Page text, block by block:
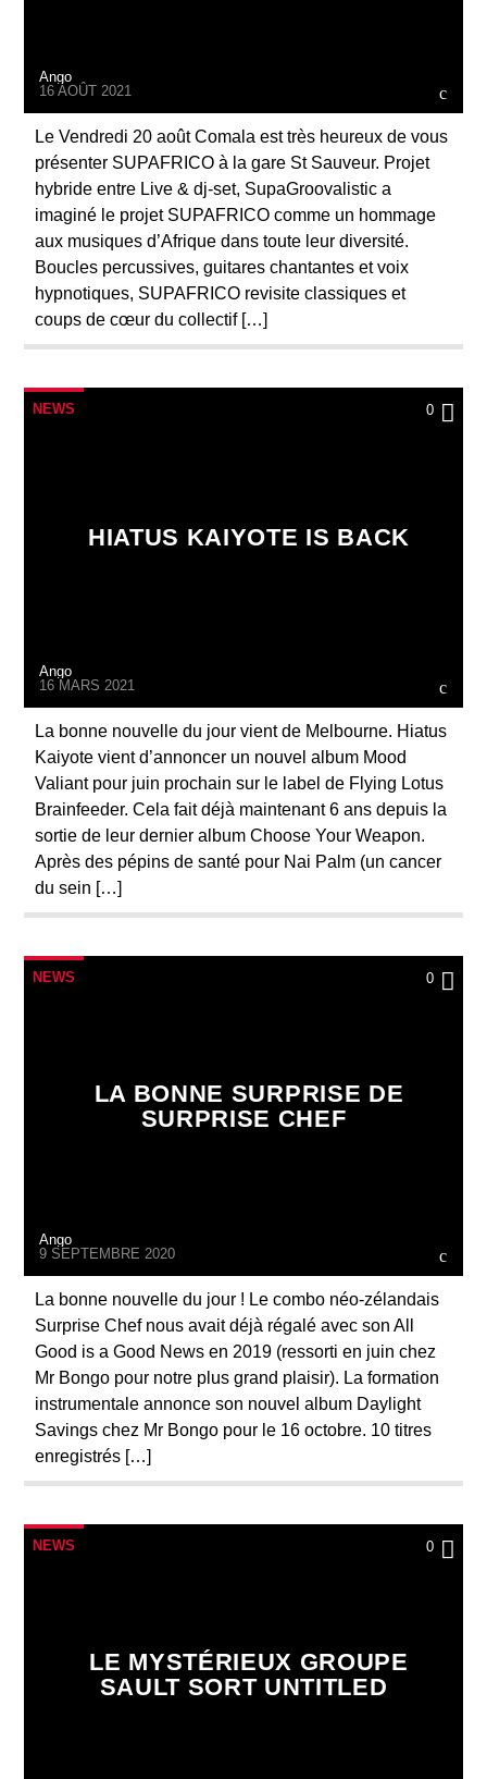
Ango
16 AOÛT 2021
Le Vendredi 20 août Comala est très heureux de vous
présenter SUPAFRICO à la gare St Sauveur. Projet
hybride entre Live & dj-set, SupaGroovalistic a
imaginé le projet SUPAFRICO comme un hommage
aux musiques d’Afrique dans toute leur diversité.
Boucles percussives, guitares chantantes et voix
hypnotiques, SUPAFRICO revisite classiques et
coups de cœur du collectif […]
NEWS 0
HIATUS KAIYOTE IS BACK
Ango
16 MARS 2021
La bonne nouvelle du jour vient de Melbourne. Hiatus
Kaiyote vient d’annoncer un nouvel album Mood
Valiant pour juin prochain sur le label de Flying Lotus
Brainfeeder. Cela fait déjà maintenant 6 ans depuis la
sortie de leur dernier album Choose Your Weapon.
Après des pépins de santé pour Nai Palm (un cancer
du sein […]
NEWS 0
LA BONNE SURPRISE DE
SURPRISE CHEF
Ango
9 SEPTEMBRE 2020
La bonne nouvelle du jour ! Le combo néo-zélandais
Surprise Chef nous avait déjà régalé avec son All
Good is a Good News en 2019 (ressorti en juin chez
Mr Bongo pour notre plus grand plaisir). La formation
instrumentale annonce son nouvel album Daylight
Savings chez Mr Bongo pour le 16 octobre. 10 titres
enregistrés […]
NEWS 0
LE MYSTÉRIEUX GROUPE
SAULT SORT UNTITLED